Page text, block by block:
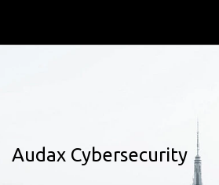
Audax Cybersecurity